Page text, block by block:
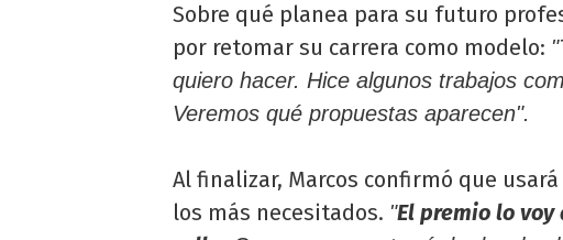
Sobre qué planea para su futuro
por retomar su carrera como modelo:
quiero hacer. Hice algunos trabajos
Veremos qué propuestas aparecen".
Al finalizar, Marcos confirmó que
los más necesitados. "El premio lo voy